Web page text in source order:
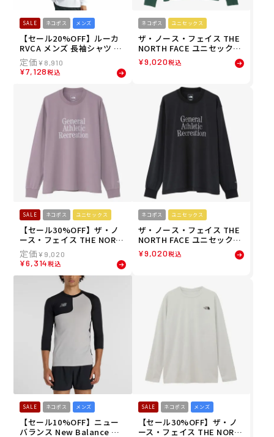
SALE ネコポス メンズ
【セール20%OFF】ルーカ
RVCA メンズ 長袖シャツ ST
ARIGHT WAY LT 長袖サーフ
Tシャツ 水陸両用 BG04185
5
¥ 8,910
¥7,128税込
ネコポス ユニセックス
ザ・ノース・フェイス THE
NORTH FACE ユニセックス
GARタイポグラフィックロ
ングスリーブティー 長袖 ロ
¥9,020税込
SALE ネコポス ユニセックス
【セール30%OFF】ザ・ノ
ース・フェイス THE NORT
H FACE ユニセックス GAR
タイポグラフィックロング
スリーブティー 長袖 ロンT
NT32665-SF 26SS
¥ 9,020
¥6,314税込
ネコポス ユニセックス
ザ・ノース・フェイス THE
NORTH FACE ユニセックス
GARタイポグラフィックロ
ングスリーブティー 長袖 ロ
¥9,020税込
SALE ネコポス メンズ
【セール10%OFF】ニュー
バランス New Balance ベ
SALE ネコポス メンズ
【セール30%OFF】ザ・ノ
ース・フェイス THE NORT